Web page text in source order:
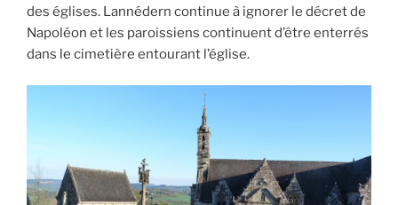
des églises. Lannédern continue à ignorer le décret de
Napoléon et les paroissiens continuent d’être enterrés
dans le cimetière entourant l’église.